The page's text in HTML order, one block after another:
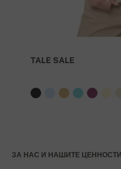
TALE SALE
ЗА НАС И НАШИТЕ ЦЕННОСТИ